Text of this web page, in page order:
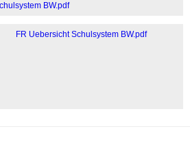
BW.pdf
FR Uebersicht Schulsystem BW.pdf